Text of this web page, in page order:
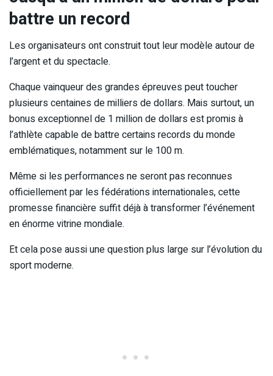
battre un record
Les organisateurs ont construit tout leur modèle autour de
l’argent et du spectacle.
Chaque vainqueur des grandes épreuves peut toucher
plusieurs centaines de milliers de dollars. Mais surtout, un
bonus exceptionnel de 1 million de dollars est promis à
l’athlète capable de battre certains records du monde
emblématiques, notamment sur le 100 m.
Même si les performances ne seront pas reconnues
officiellement par les fédérations internationales, cette
promesse financière suffit déjà à transformer l’événement
en énorme vitrine mondiale.
Et cela pose aussi une question plus large sur l’évolution du
sport moderne.